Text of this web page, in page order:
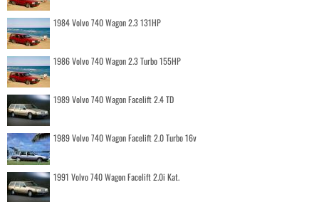
1984 Volvo 740 Wagon 2.3 131HP
1986 Volvo 740 Wagon 2.3 Turbo 155HP
1989 Volvo 740 Wagon Facelift 2.4 TD
1989 Volvo 740 Wagon Facelift 2.0 Turbo 16v
1991 Volvo 740 Wagon Facelift 2.0i Kat.